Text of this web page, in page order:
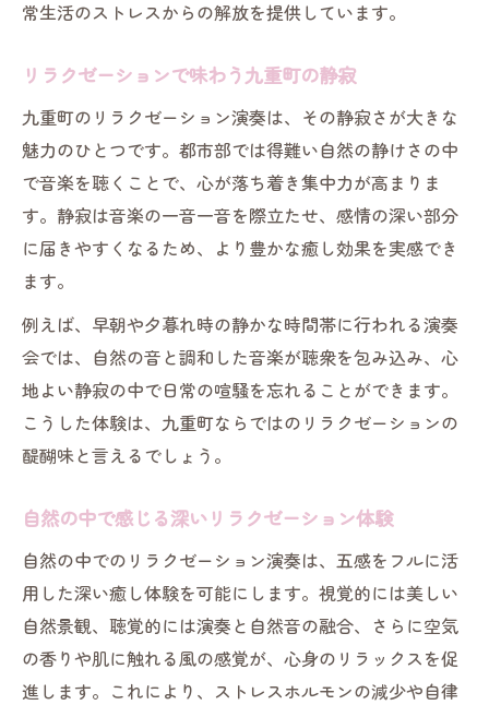
常生活のストレスからの解放を提供しています。
リラクゼーションで味わう九重町の静寂
九重町のリラクゼーション演奏は、その静寂さが大きな
魅力のひとつです。都市部では得難い自然の静けさの中
で音楽を聴くことで、心が落ち着き集中力が高まりま
す。静寂は音楽の一音一音を際立たせ、感情の深い部分
に届きやすくなるため、より豊かな癒し効果を実感でき
ます。
例えば、早朝や夕暮れ時の静かな時間帯に行われる演奏
会では、自然の音と調和した音楽が聴衆を包み込み、心
地よい静寂の中で日常の喧騒を忘れることができます。
こうした体験は、九重町ならではのリラクゼーションの
醍醐味と言えるでしょう。
自然の中で感じる深いリラクゼーション体験
自然の中でのリラクゼーション演奏は、五感をフルに活
用した深い癒し体験を可能にします。視覚的には美しい
自然景観、聴覚的には演奏と自然音の融合、さらに空気
の香りや肌に触れる風の感覚が、心身のリラックスを促
進します。これにより、ストレスホルモンの減少や自律